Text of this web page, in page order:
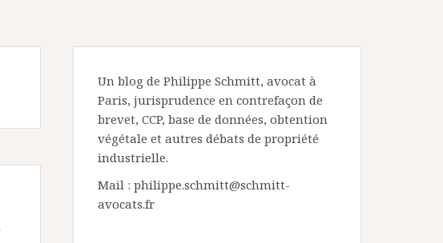
Un blog de Philippe Schmitt, avocat à
Paris, jurisprudence en contrefaçon de
brevet, CCP, base de données, obtention
végétale et autres débats de propriété
industrielle.
Mail : philippe.schmitt@schmitt-
avocats.fr